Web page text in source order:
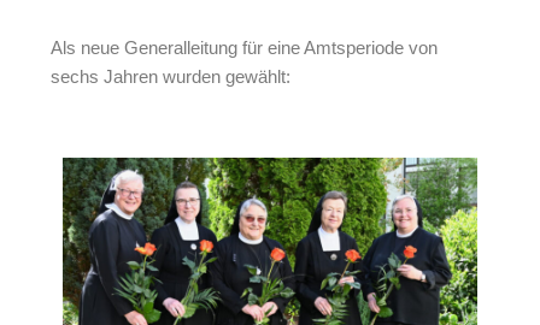
Als neue Generalleitung für eine Amtsperiode von
sechs Jahren wurden gewählt: